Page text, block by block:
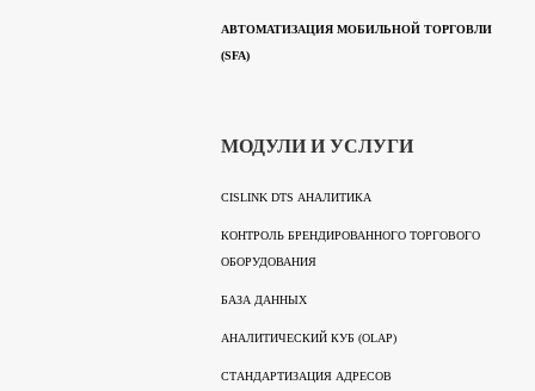
АВТОМАТИЗАЦИЯ МОБИЛЬНОЙ ТОРГОВЛИ
(SFA)
МОДУЛИ И УСЛУГИ
CISLINK DTS АНАЛИТИКА
КОНТРОЛЬ БРЕНДИРОВАННОГО ТОРГОВОГО
ОБОРУДОВАНИЯ
БАЗА ДАННЫХ
АНАЛИТИЧЕСКИЙ КУБ (OLAP)
СТАНДАРТИЗАЦИЯ АДРЕСОВ